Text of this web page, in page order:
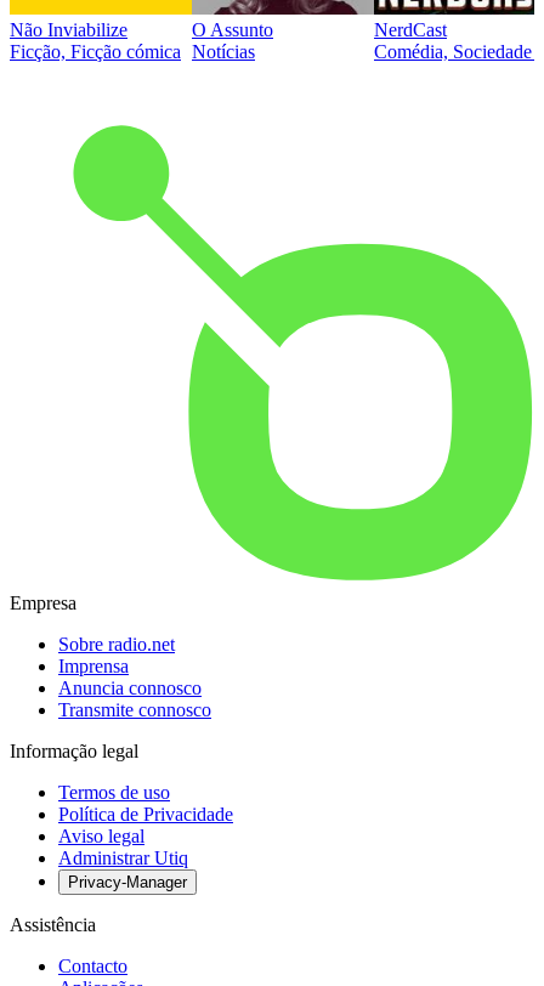
Não Inviabilize
Ficção, Ficção cómica
O Assunto
Notícias
NerdCast
Comédia, Sociedade
Empresa
Sobre radio.net
Imprensa
Anuncia connosco
Transmite connosco
Informação legal
Termos de uso
Política de Privacidade
Aviso legal
Administrar Utiq
Privacy-Manager
Assistência
Contacto